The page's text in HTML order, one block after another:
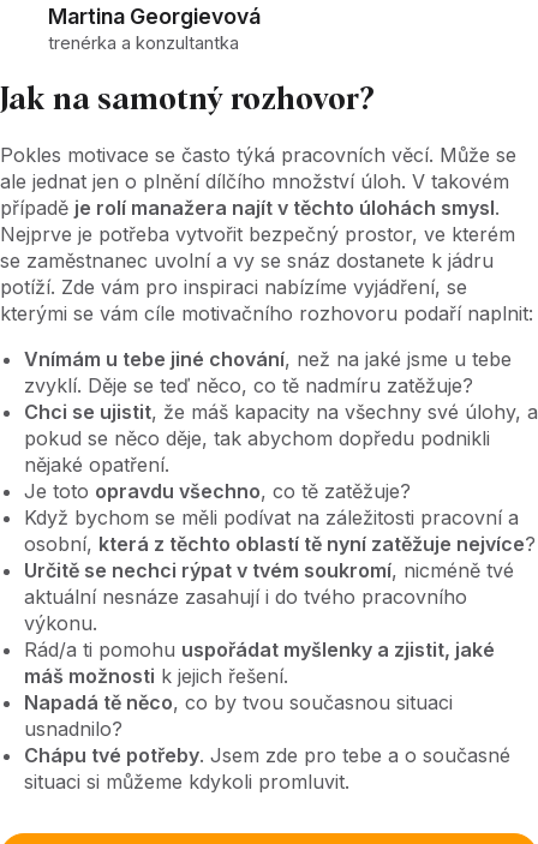
Martina Georgievová
trenérka a konzultantka
Jak na samotný rozhovor?
Pokles motivace se často týká pracovních věcí. Může se
ale jednat jen o plnění dílčího množství úloh. V takovém
případě je rolí manažera najít v těchto úlohách smysl.
Nejprve je potřeba vytvořit bezpečný prostor, ve kterém
se zaměstnanec uvolní a vy se snáz dostanete k jádru
potíží. Zde vám pro inspiraci nabízíme vyjádření, se
kterými se vám cíle motivačního rozhovoru podaří naplnit:
Vnímám u tebe jiné chování, než na jaké jsme u tebe
zvyklí. Děje se teď něco, co tě nadmíru zatěžuje?
Chci se ujistit, že máš kapacity na všechny své úlohy, a
pokud se něco děje, tak abychom dopředu podnikli
nějaké opatření.
Je toto opravdu všechno, co tě zatěžuje?
Když bychom se měli podívat na záležitosti pracovní a
osobní, která z těchto oblastí tě nyní zatěžuje nejvíce?
Určitě se nechci rýpat v tvém soukromí, nicméně tvé
aktuální nesnáze zasahují i do tvého pracovního
výkonu.
Rád/a ti pomohu uspořádat myšlenky a zjistit, jaké
máš možnosti k jejich řešení.
Napadá tě něco, co by tvou současnou situaci
usnadnilo?
Chápu tvé potřeby. Jsem zde pro tebe a o současné
situaci si můžeme kdykoli promluvit.